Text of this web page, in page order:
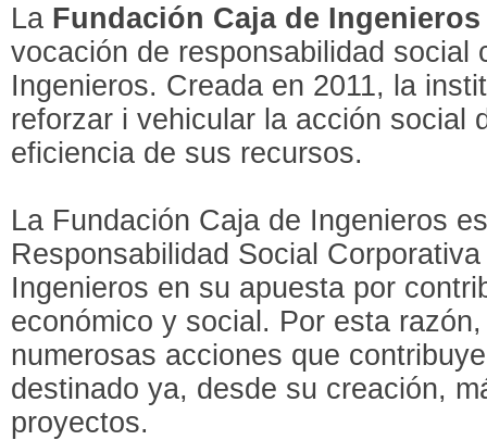
La Fundación Caja de Ingenieros
vocación de responsabilidad social
Ingenieros. Creada en 2011, la
reforzar i vehicular la acción social
eficiencia de sus recursos.
La Fundación Caja de Ingenieros
Responsabilidad Social
Ingenieros en su apuesta por
económico y social. Por esta
numerosas acciones que
destinado ya, desde su creación,
proyectos.